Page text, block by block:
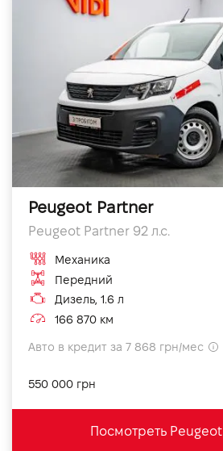
Peugeot Partner
Peugeot Partner 92 л.с.
Механика
Передний
Дизель, 1.6 л
166 870 км
Авто в кредит за 7 868 грн/мес
550 000 грн
Посмотреть